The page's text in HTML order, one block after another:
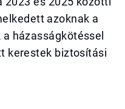
azoknak a
házasságkötéssel
kerestek biztosítási